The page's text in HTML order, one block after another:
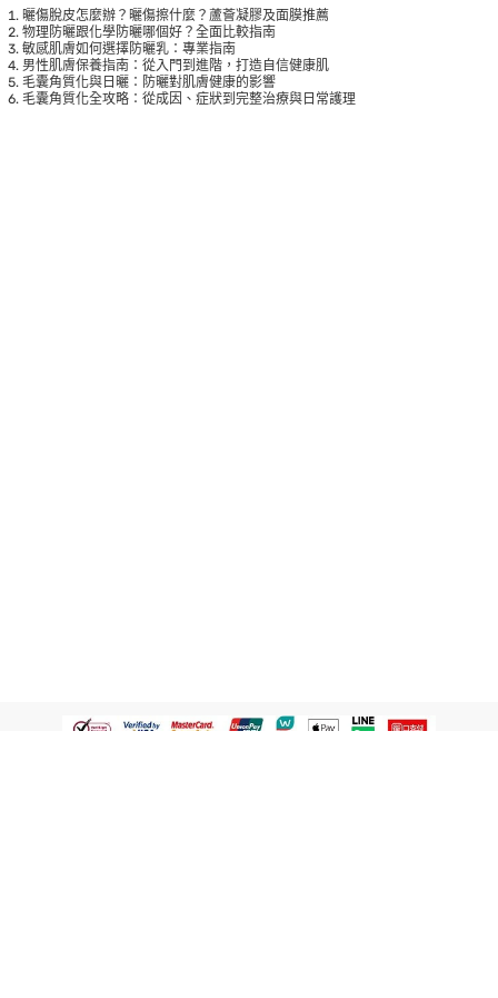
曬傷脫皮怎麼辦？曬傷擦什麼？蘆薈凝膠及面膜推薦
物理防曬跟化學防曬哪個好？全面比較指南
敏感肌膚如何選擇防曬乳：專業指南
男性肌膚保養指南：從入門到進階，打造自信健康肌
毛囊角質化與日曬：防曬對肌膚健康的影響
毛囊角質化全攻略：從成因、症狀到完整治療與日常護理